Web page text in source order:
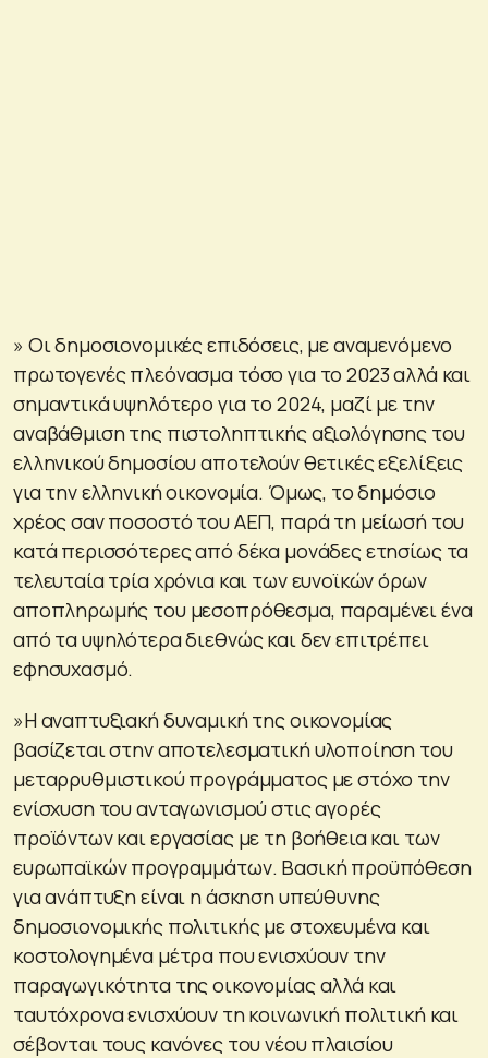
» Οι δημοσιονομικές επιδόσεις, με αναμενόμενο
πρωτογενές πλεόνασμα τόσο για το 2023 αλλά και
σημαντικά υψηλότερο για το 2024, μαζί με την
αναβάθμιση της πιστοληπτικής αξιολόγησης του
ελληνικού δημοσίου αποτελούν θετικές εξελίξεις
για την ελληνική οικονομία. Όμως, το δημόσιο
χρέος σαν ποσοστό του ΑΕΠ, παρά τη μείωσή του
κατά περισσότερες από δέκα μονάδες ετησίως τα
τελευταία τρία χρόνια και των ευνοϊκών όρων
αποπληρωμής του μεσοπρόθεσμα, παραμένει ένα
από τα υψηλότερα διεθνώς και δεν επιτρέπει
εφησυχασμό.
»Η αναπτυξιακή δυναμική της οικονομίας
βασίζεται στην αποτελεσματική υλοποίηση του
μεταρρυθμιστικού προγράμματος με στόχο την
ενίσχυση του ανταγωνισμού στις αγορές
προϊόντων και εργασίας με τη βοήθεια και των
ευρωπαϊκών προγραμμάτων. Βασική προϋπόθεση
για ανάπτυξη είναι η άσκηση υπεύθυνης
δημοσιονομικής πολιτικής με στοχευμένα και
κοστολογημένα μέτρα που ενισχύουν την
παραγωγικότητα της οικονομίας αλλά και
ταυτόχρονα ενισχύουν τη κοινωνική πολιτική και
σέβονται τους κανόνες του νέου πλαισίου